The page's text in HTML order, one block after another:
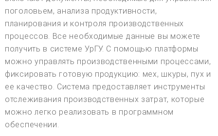
поголовьем, анализа продуктивности,
планирования и контроля производственных
процессов. Все необходимые данные вы можете
получить в системе УрГУ. С помощью платформы
можно управлять производственными процессами,
фиксировать готовую продукцию: мех, шкуры, пух и
ее качество. Система предоставляет инструменты
отслеживания производственных затрат, которые
можно легко реализовать в программном
обеспечении.